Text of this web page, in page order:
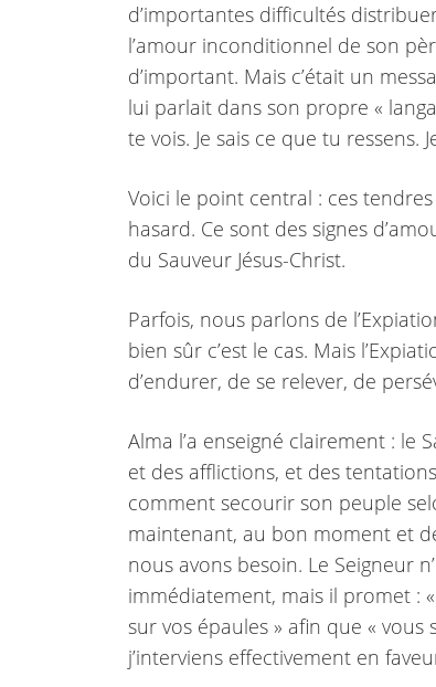
d’importantes difficultés
l’amour inconditionnel de son
d’important. Mais c’était un
lui parlait dans son propre «
te vois. Je sais ce que tu ressens.
Voici le point central : ces
hasard. Ce sont des signes
du Sauveur Jésus-Christ.
Parfois, nous parlons de
bien sûr c’est le cas. Mais
d’endurer, de se relever, de
Alma l’a enseigné clairement : le
et des afflictions, et des
comment secourir son peuple
maintenant, au bon moment et
nous avons besoin. Le Seigneur
immédiatement, mais il promet :
sur vos épaules » afin que «
j’interviens effectivement en